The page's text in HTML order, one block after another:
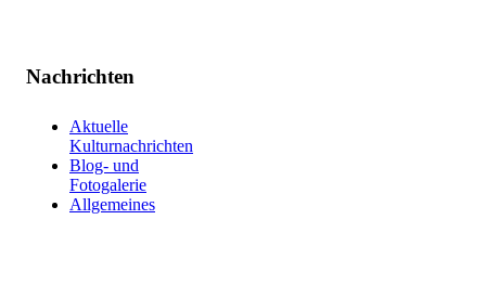
Nachrichten
Aktuelle
Kulturnachrichten
Blog- und
Fotogalerie
Allgemeines